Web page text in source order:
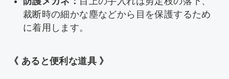
裁断時の細かな塵などから目を保護するため
に着用します。
《 あると便利な道具 》